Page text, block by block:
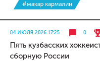
#макар кармалин
04 ИЮЛЯ 2026 17:25 0
Пять кузбасских
сборную России